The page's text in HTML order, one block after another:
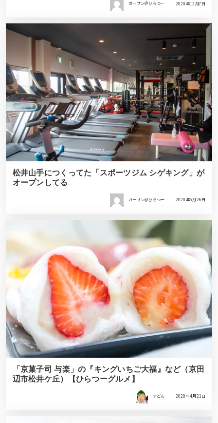
ガーサン＠ひらつー 2020年12月7日
松井山手につくってた「スポーツジム シゲキング」が
オープンしてる
ガーサン＠ひらつー 2020年5月26日
「京菓子司 与楽」の『キングいちご大福』など（京田
辺市松井ケ丘）【ひらつーグルメ】
すどん 2020年4月21日